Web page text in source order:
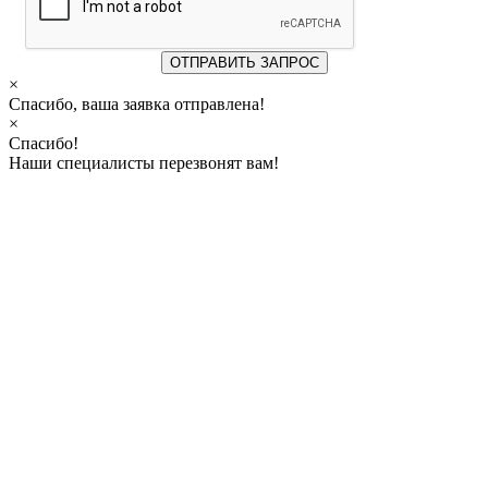
×
Спасибо, ваша заявка отправлена!
×
Спасибо!
Наши специалисты перезвонят вам!